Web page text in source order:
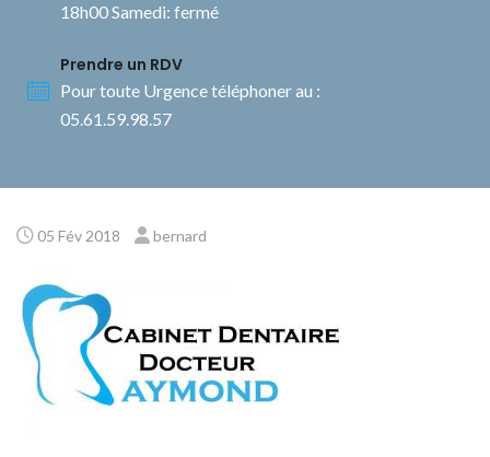
18h00 Samedi: fermé
Prendre un RDV
Pour toute Urgence téléphoner au :
05.61.59.98.57
05 Fév 2018 bernard